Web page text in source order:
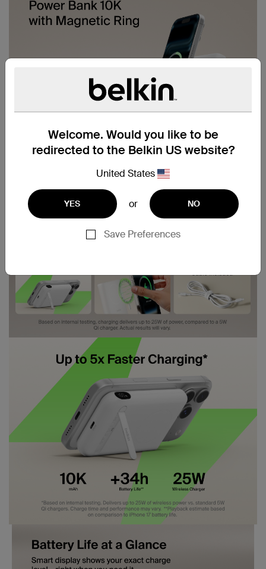
Welcome. Would you like to be
redirected to the Belkin US website?
United States
YES or NO
Save Preferences